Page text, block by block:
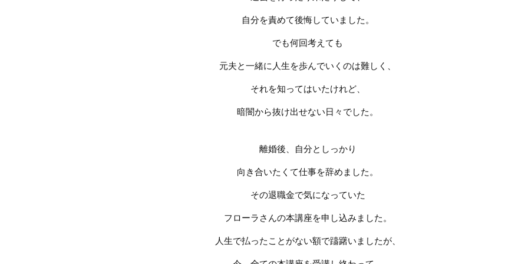
自分を責めて後悔していました。
でも何回考えても
元夫と一緒に人生を歩んでいくのは難しく、
それを知ってはいたけれど、
暗闇から抜け出せない日々でした。
離婚後、自分としっかり
向き合いたくて仕事を辞めました。
その退職金で気になっていた
フローラさんの本講座を申し込みました。
人生で払ったことがない額で躊躇いましたが、